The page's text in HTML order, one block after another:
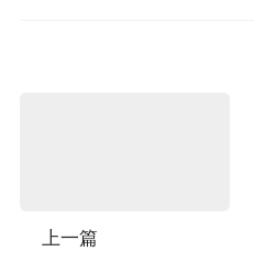
上一篇